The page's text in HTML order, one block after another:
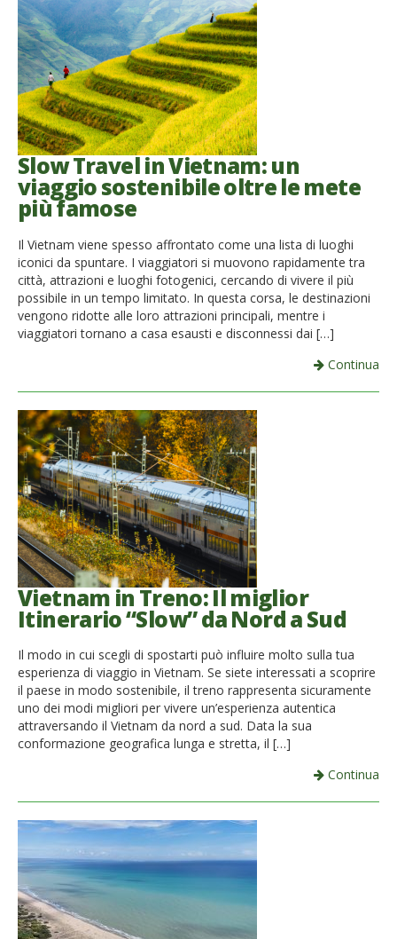
Slow Travel in Vietnam: un
viaggio sostenibile oltre le mete
più famose
Il Vietnam viene spesso affrontato come una lista di luoghi
iconici da spuntare. I viaggiatori si muovono rapidamente tra
città, attrazioni e luoghi fotogenici, cercando di vivere il più
possibile in un tempo limitato. In questa corsa, le destinazioni
vengono ridotte alle loro attrazioni principali, mentre i
viaggiatori tornano a casa esausti e disconnessi dai […]
Continua
Vietnam in Treno: Il miglior
Itinerario “Slow” da Nord a Sud
Il modo in cui scegli di spostarti può influire molto sulla tua
esperienza di viaggio in Vietnam. Se siete interessati a scoprire
il paese in modo sostenibile, il treno rappresenta sicuramente
uno dei modi migliori per vivere un’esperienza autentica
attraversando il Vietnam da nord a sud. Data la sua
conformazione geografica lunga e stretta, il […]
Continua